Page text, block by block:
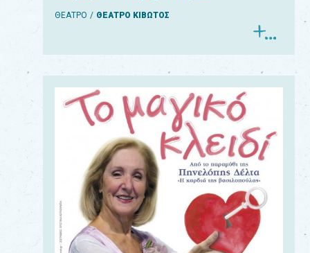
ΘΕΑΤΡΟ ΘΕΑΤΡΟ ΚΙΒΩΤΟΣ